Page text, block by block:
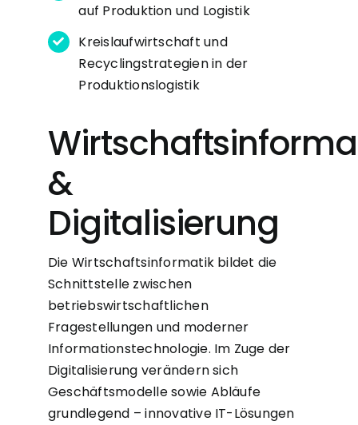
auf Produktion und Logistik
Kreislaufwirtschaft und
Recyclingstrategien in der
Produktionslogistik
&
Digitalisierung
Die Wirtschaftsinformatik bildet die
Schnittstelle zwischen
betriebswirtschaftlichen
Fragestellungen und moderner
Informationstechnologie. Im Zuge der
Digitalisierung verändern sich
Geschäftsmodelle sowie Abläufe
grundlegend – innovative IT-Lösungen